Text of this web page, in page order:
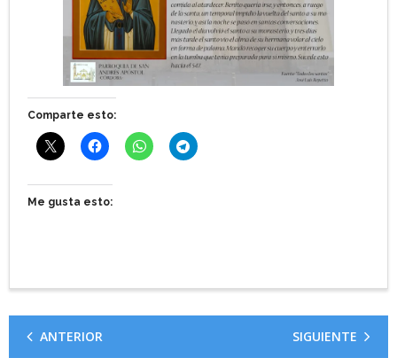
Comparte esto:
Me gusta esto:
ANTERIOR SIGUIENTE